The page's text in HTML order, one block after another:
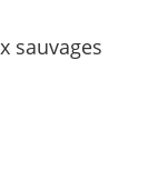
sauvages